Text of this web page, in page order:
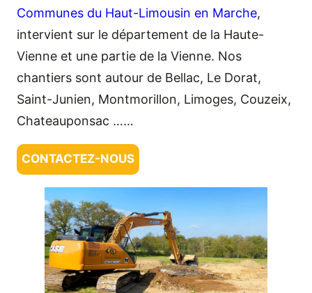
Communes du Haut-Limousin en Marche,
intervient sur le département de la Haute-
Vienne et une partie de la Vienne. Nos
chantiers sont autour de Bellac, Le Dorat,
Saint-Junien, Montmorillon, Limoges, Couzeix,
Chateauponsac ……
CONTACTEZ-NOUS